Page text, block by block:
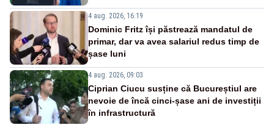
4 aug. 2026, 16:19
Dominic Fritz își păstrează mandatul de
primar, dar va avea salariul redus timp de
șase luni
4 aug. 2026, 09:03
Ciprian Ciucu susține că Bucureștiul are
nevoie de încă cinci-șase ani de investiții
în infrastructură